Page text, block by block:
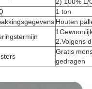
1 ton
Houten
2.Volgens
Gratis
gedragen